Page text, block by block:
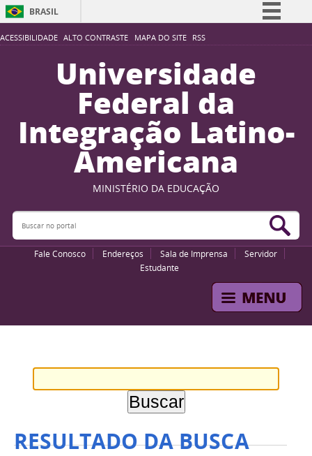
ACESSIBILIDADE ALTO CONTRASTE MAPA DO SITE RSS
BRASIL
Simplifique!
Participe
Acesso à informação
Legislação
Canais
Universidade
Federal da
Integração Latino-
Americana
MINISTÉRIO DA EDUCAÇÃO
Buscar no portal
Fale Conosco Endereços Sala de Imprensa
Servidor
Estudante
RESULTADO DA BUSCA